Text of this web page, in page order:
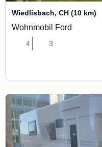
Wiedlisbach, CH (10 km)
Wohnmobil Ford
4 3